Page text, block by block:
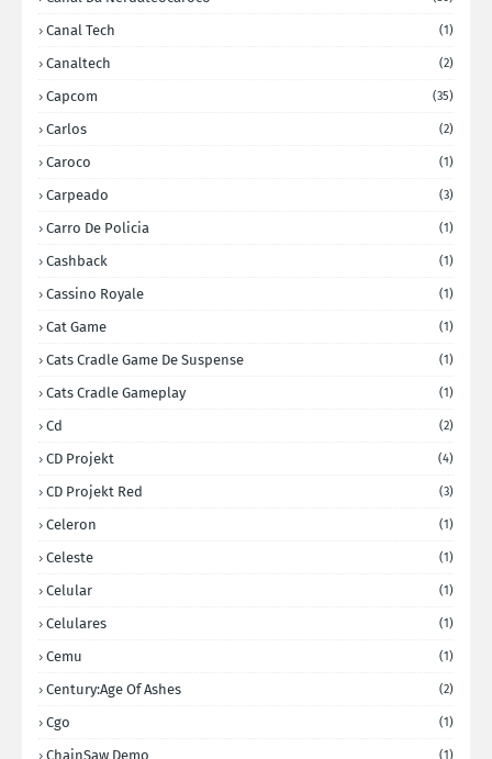
Canal Tech (1)
Canaltech (2)
Capcom (35)
Carlos (2)
Caroco (1)
Carpeado (3)
Carro De Policia (1)
Cashback (1)
Cassino Royale (1)
Cat Game (1)
Cats Cradle Game De Suspense (1)
Cats Cradle Gameplay (1)
Cd (2)
CD Projekt (4)
CD Projekt Red (3)
Celeron (1)
Celeste (1)
Celular (1)
Celulares (1)
Cemu (1)
Century:Age Of Ashes (2)
Cgo (1)
ChainSaw Demo (1)